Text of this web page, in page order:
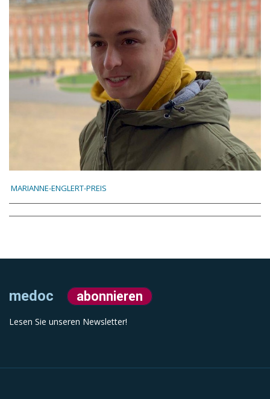
MARIANNE-ENGLERT-PREIS
medoc abonnieren
Lesen Sie unseren Newsletter!